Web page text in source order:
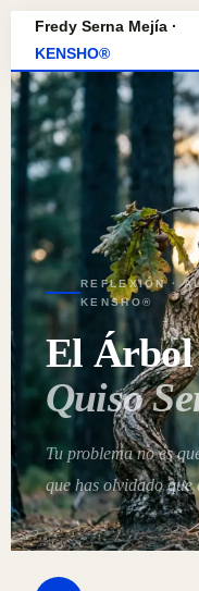
Fredy Serna Mejía ·
KENSHO®
REFLEXIÓN ·
KENSHO®
El Árbol
Quiso
Tu problema no es
que has olvidado que